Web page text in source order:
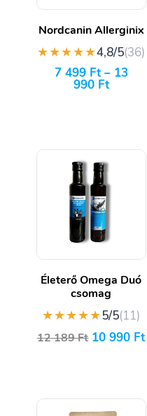
Nordcanin Allerginix
★★★★★4,8/5(36)
7 499 Ft– 13
990 Ft
Életerő Omega Duó
csomag
★★★★★5/5(11)
12 189Ft 10 990 Ft